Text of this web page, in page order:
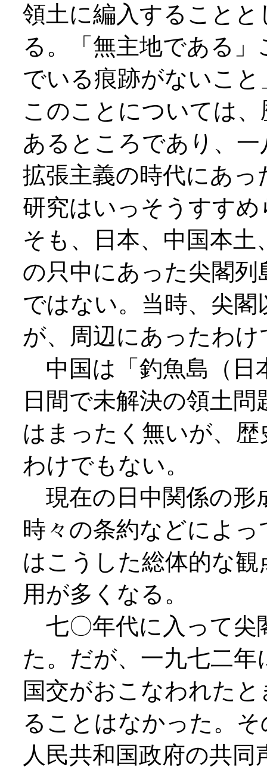
領土に編入すること
る。「無主地である
でいる痕跡がないこ
このことについては
あるところであり、
拡張主義の時代にあ
研究はいっそうすす
そも、日本、中国本
の只中にあった尖閣
ではない。当時、尖
が、周辺にあったわ
中国は「釣魚島（日
日間で未解決の領土
はまったく無いが、
わけでもない。
現在の日中関係の形
時々の条約などによ
はこうした総体的な
用が多くなる。
七〇年代に入って尖
た。だが、一九七二
国交がおこなわれた
ることはなかった。
人民共和国政府の共